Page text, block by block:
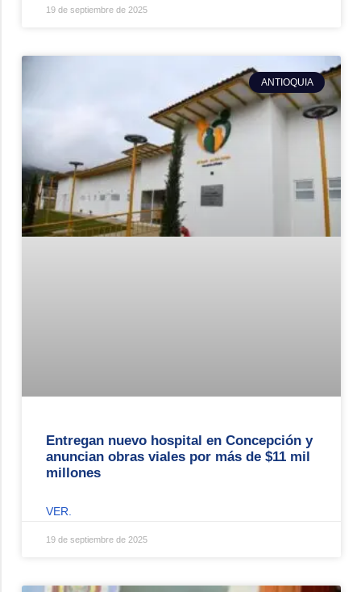
19 de septiembre de 2025
ANTIOQUIA
Entregan nuevo hospital en Concepción y
anuncian obras viales por más de $11 mil
millones
VER.
19 de septiembre de 2025